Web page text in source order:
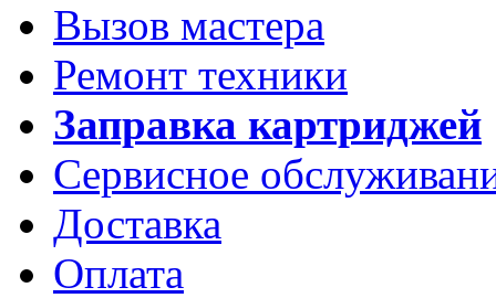
Вызов мастера
Ремонт техники
Заправка картриджей
Сервисное
Доставка
Оплата